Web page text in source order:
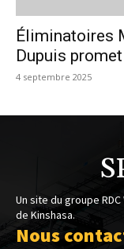
Éliminatoires
Dupuis
4 septembre 2025
Un site du groupe
de Kinshasa.
Nous